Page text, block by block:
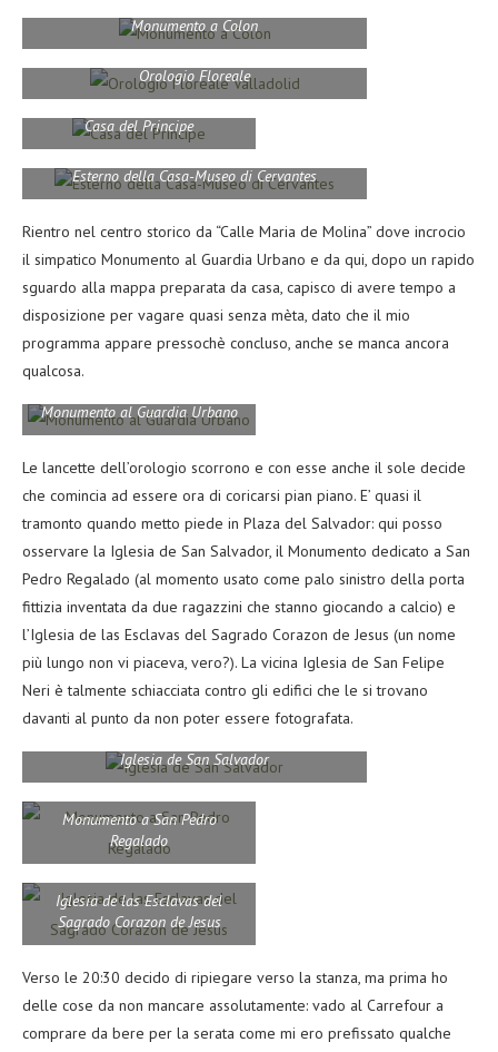
Monumento a Colon
Orologio Floreale
Casa del Principe
Esterno della Casa-Museo di Cervantes
Rientro nel centro storico da “Calle Maria de Molina” dove incrocio
il simpatico Monumento al Guardia Urbano e da qui, dopo un rapido
sguardo alla mappa preparata da casa, capisco di avere tempo a
disposizione per vagare quasi senza mèta, dato che il mio
programma appare pressochè concluso, anche se manca ancora
qualcosa.
Monumento al Guardia Urbano
Le lancette dell’orologio scorrono e con esse anche il sole decide
che comincia ad essere ora di coricarsi pian piano. E’ quasi il
tramonto quando metto piede in Plaza del Salvador: qui posso
osservare la Iglesia de San Salvador, il Monumento dedicato a San
Pedro Regalado (al momento usato come palo sinistro della porta
fittizia inventata da due ragazzini che stanno giocando a calcio) e
l’Iglesia de las Esclavas del Sagrado Corazon de Jesus (un nome
più lungo non vi piaceva, vero?). La vicina Iglesia de San Felipe
Neri è talmente schiacciata contro gli edifici che le si trovano
davanti al punto da non poter essere fotografata.
Iglesia de San Salvador
Monumento a San Pedro
Regalado
Iglesia de las Esclavas del
Sagrado Corazon de Jesus
Verso le 20:30 decido di ripiegare verso la stanza, ma prima ho
delle cose da non mancare assolutamente: vado al Carrefour a
comprare da bere per la serata come mi ero prefissato qualche